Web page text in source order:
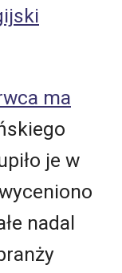
ma
je w
nadal